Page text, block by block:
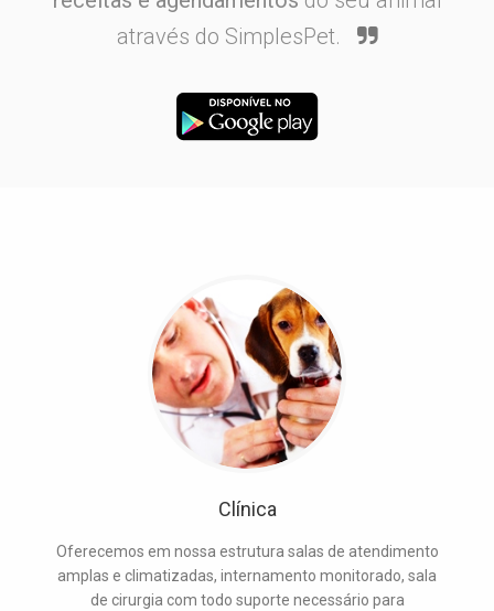
através do SimplesPet.
Clínica
Oferecemos em nossa estrutura salas de atendimento
amplas e climatizadas, internamento monitorado, sala
de cirurgia com todo suporte necessário para